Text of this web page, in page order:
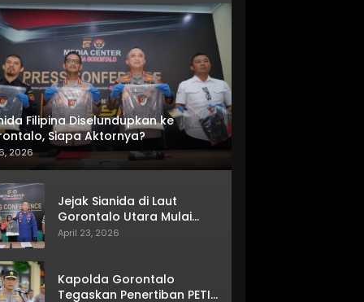
Filipina Diselundupkan ke
Siapa Aktornya?
2026
Jejak Sianida di Laut
Gorontalo Utara Mulai
Terkuak
April 23, 2026
Kapolda Gorontalo
Tegaskan Penertiban PETI